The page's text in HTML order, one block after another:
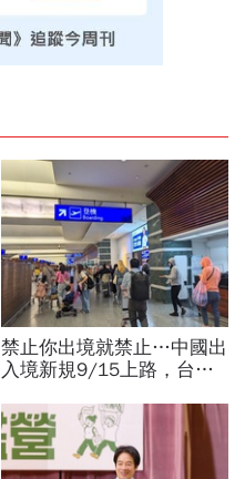
禁止你出境就禁止…中國出
入境新規9/15上路，台灣
職業特別注意：前例在這